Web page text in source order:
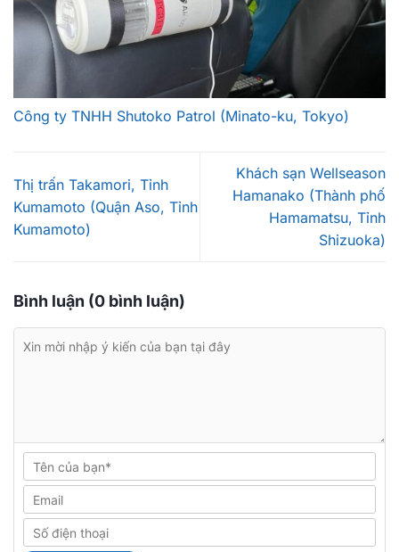
Công ty TNHH Shutoko Patrol (Minato-ku, Tokyo)
Thị trấn Takamori, Tỉnh
Kumamoto (Quận Aso, Tỉnh
Kumamoto)
Khách sạn Wellseason
Hamanako (Thành phố
Hamamatsu, Tỉnh
Shizuoka)
Bình luận (0 bình luận)